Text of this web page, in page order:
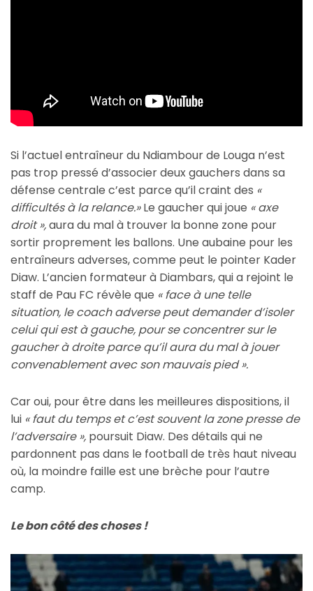
Si l’actuel entraîneur du Ndiambour de Louga n’est
pas trop pressé d’associer deux gauchers dans sa
défense centrale c’est parce qu’il craint des «
difficultés à la relance.»Le gaucher qui joue « axe
droit »,aura du mal à trouver la bonne zone pour
sortir proprement les ballons. Une aubaine pour les
entraîneurs adverses, comme peut le pointer Kader
Diaw. L’ancien formateur à Diambars, qui a rejoint le
staff de Pau FC révèle que « face à une telle
situation, le coach adverse peut demander d’isoler
celui qui est à gauche, pour se concentrer sur le
gaucher à droite parce qu’il aura du mal à jouer
convenablement avec son mauvais pied ».
Car oui, pour être dans les meilleures dispositions, il
lui « faut du temps et c’est souvent la zone presse de
l’adversaire », poursuit Diaw. Des détails qui ne
pardonnent pas dans le football de très haut niveau
où, la moindre faille est une brèche pour l’autre
camp.
Le bon côté des choses !